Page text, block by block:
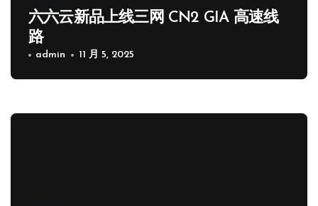
六六云新品上线三网 CN2 GIA 高速线
路
admin 11 月 5, 2025